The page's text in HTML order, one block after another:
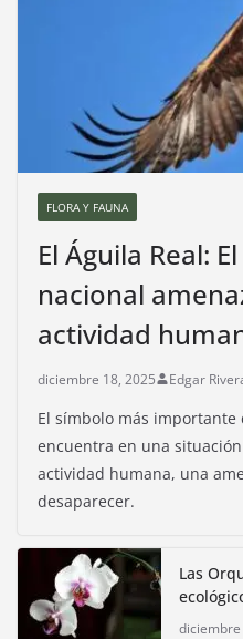
FLORA Y FAUNA
El Águila Real:
nacional
actividad
diciembre 18, 2025 Edgar
El símbolo más importante
encuentra en una
actividad humana, una
desaparecer.
Las
diciembre